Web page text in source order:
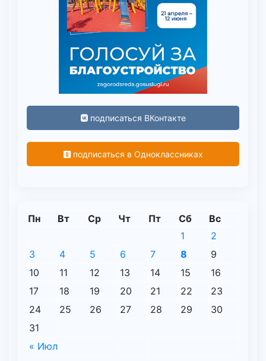
подписаться ВКонтакте
подписаться в Одноклассниках
Пн Вт Ср Чт Пт Сб Вс
« Июл
1
2
3
4 5 6 7 8
9
10
11 12 13 14 15
16
17
18 19 20 21 22
23
24
25 26 27 28 29
30
31